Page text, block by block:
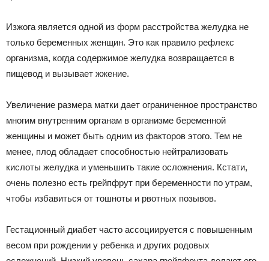
Изжога является одной из форм расстройства желудка не
только беременных женщин. Это как правило рефлекс
организма, когда содержимое желудка возвращается в
пищевод и вызывает жжение.
Увеличение размера матки дает ограниченное пространство
многим внутренним органам в организме беременной
женщины и может быть одним из факторов этого. Тем не
менее, плод обладает способностью нейтрализовать
кислоты желудка и уменьшить такие осложнения. Кстати,
очень полезно есть грейпфрут при беременности по утрам,
чтобы избавиться от тошноты и рвотных позывов.
Гестационный диабет часто ассоциируется с повышенным
весом при рождении у ребенка и других родовых